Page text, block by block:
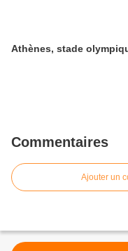
Athènes, stade
Commentaires
Ajouter un